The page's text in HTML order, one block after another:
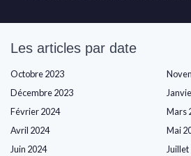
Les articles par date
Octobre 2023
Décembre 2023
Février 2024
Mars
Avril 2024
Mai
Juin 2024